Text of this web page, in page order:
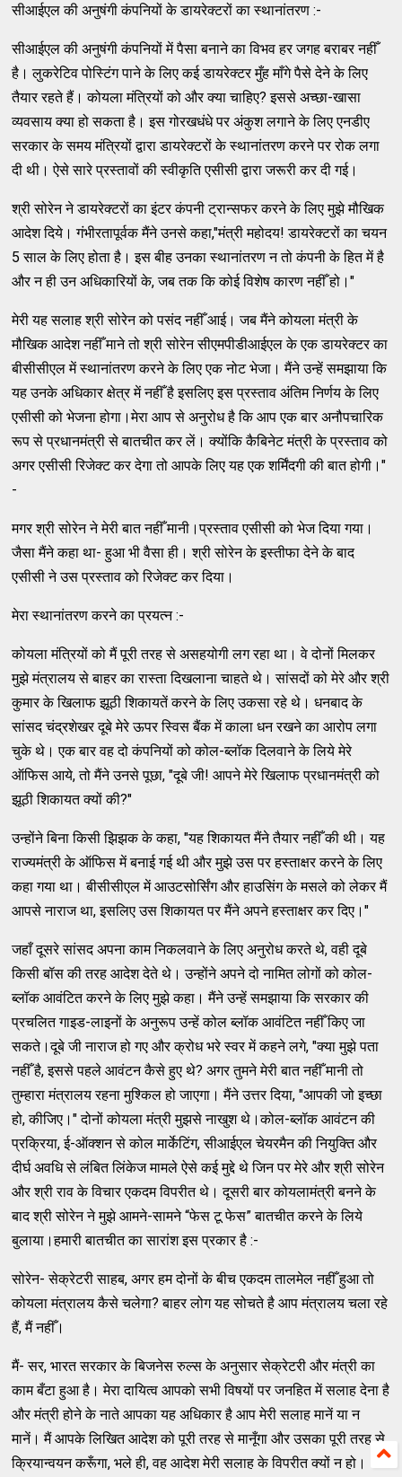
सीआईएल की अनुषंगी कंपनियों के डायरेक्टरों का स्थानांतरण :-
सीआईएल की अनुषंगी कंपनियों में पैसा बनाने का विभव हर जगह बराबर नहीँ
है। लुकरेटिव पोस्टिंग पाने के लिए कई डायरेक्टर मुँह माँगे पैसे देने के लिए
तैयार रहते हैं। कोयला मंत्रियों को और क्या चाहिए? इससे अच्छा-खासा
व्यवसाय क्या हो सकता है। इस गोरखधंधे पर अंकुश लगाने के लिए एनडीए
सरकार के समय मंत्रियों द्वारा डायरेक्टरों के स्थानांतरण करने पर रोक लगा
दी थी। ऐसे सारे प्रस्तावों की स्वीकृति एसीसी द्वारा जरूरी कर दी गई।
श्री सोरेन ने डायरेक्टरों का इंटर कंपनी ट्रान्सफर करने के लिए मुझे मौखिक
आदेश दिये। गंभीरतापूर्वक मैंने उनसे कहा,"मंत्री महोदय! डायरेक्टरों का चयन
5 साल के लिए होता है। इस बीह उनका स्थानांतरण न तो कंपनी के हित में है
और न ही उन अधिकारियों के, जब तक कि कोई विशेष कारण नहीँ हो।"
मेरी यह सलाह श्री सोरेन को पसंद नहीँ आई। जब मैंने कोयला मंत्री के
मौखिक आदेश नहीँ माने तो श्री सोरेन सीएमपीडीआईएल के एक डायरेक्टर का
बीसीसीएल में स्थानांतरण करने के लिए एक नोट भेजा। मैंने उन्हें समझाया कि
यह उनके अधिकार क्षेत्र में नहीँ है इसलिए इस प्रस्ताव अंतिम निर्णय के लिए
एसीसी को भेजना होगा।मेरा आप से अनुरोध है कि आप एक बार अनौपचारिक
रूप से प्रधानमंत्री से बातचीत कर लें। क्योंकि कैबिनेट मंत्री के प्रस्ताव को
अगर एसीसी रिजेक्ट कर देगा तो आपके लिए यह एक शर्मिंदगी की बात होगी।"
-
मगर श्री सोरेन ने मेरी बात नहीँ मानी।प्रस्ताव एसीसी को भेज दिया गया।
जैसा मैंने कहा था- हुआ भी वैसा ही। श्री सोरेन के इस्तीफा देने के बाद
एसीसी ने उस प्रस्ताव को रिजेक्ट कर दिया।
मेरा स्थानांतरण करने का प्रयत्न :-
कोयला मंत्रियों को मैं पूरी तरह से असहयोगी लग रहा था। वे दोनों मिलकर
मुझे मंत्रालय से बाहर का रास्ता दिखलाना चाहते थे। सांसदों को मेरे और श्री
कुमार के खिलाफ झूठी शिकायतें करने के लिए उकसा रहे थे। धनबाद के
सांसद चंद्रशेखर दूबे मेरे ऊपर स्विस बैंक में काला धन रखने का आरोप लगा
चुके थे। एक बार वह दो कंपनियों को कोल-ब्लॉक दिलवाने के लिये मेरे
ऑफिस आये, तो मैंने उनसे पूछा, "दूबे जी! आपने मेरे खिलाफ प्रधानमंत्री को
झूठी शिकायत क्यों की?"
उन्होंने बिना किसी झिझक के कहा, "यह शिकायत मैंने तैयार नहीँ की थी। यह
राज्यमंत्री के ऑफिस में बनाई गई थी और मुझे उस पर हस्ताक्षर करने के लिए
कहा गया था। बीसीसीएल में आउटसोर्सिंग और हाउसिंग के मसले को लेकर मैं
आपसे नाराज था, इसलिए उस शिकायत पर मैंने अपने हस्ताक्षर कर दिए।"
जहाँ दूसरे सांसद अपना काम निकलवाने के लिए अनुरोध करते थे, वही दूबे
किसी बॉस की तरह आदेश देते थे। उन्होंने अपने दो नामित लोगों को कोल-
ब्लॉक आवंटित करने के लिए मुझे कहा। मैंने उन्हें समझाया कि सरकार की
प्रचलित गाइड-लाइनों के अनुरूप उन्हें कोल ब्लॉक आवंटित नहीँ किए जा
सकते।दूबे जी नाराज हो गए और क्रोध भरे स्वर में कहने लगे, "क्या मुझे पता
नहीँ है, इससे पहले आवंटन कैसे हुए थे? अगर तुमने मेरी बात नहीँ मानी तो
तुम्हारा मंत्रालय रहना मुश्किल हो जाएगा। मैंने उत्तर दिया, "आपकी जो इच्छा
हो, कीजिए।" दोनों कोयला मंत्री मुझसे नाखुश थे।कोल-ब्लॉक आवंटन की
प्रक्रिया, ई-ऑक्शन से कोल मार्केटिंग, सीआईएल चेयरमैन की नियुक्ति और
दीर्घ अवधि से लंबित लिंकेज मामले ऐसे कई मुद्दे थे जिन पर मेरे और श्री सोरेन
और श्री राव के विचार एकदम विपरीत थे। दूसरी बार कोयलामंत्री बनने के
बाद श्री सोरेन ने मुझे आमने-सामने “फेस टू फेस” बातचीत करने के लिये
बुलाया।हमारी बातचीत का सारांश इस प्रकार है :-
सोरेन- सेक्रेटरी साहब, अगर हम दोनों के बीच एकदम तालमेल नहीँ हुआ तो
कोयला मंत्रालय कैसे चलेगा? बाहर लोग यह सोचते है आप मंत्रालय चला रहे
हैं, मैं नहीँ।
मैं- सर, भारत सरकार के बिजनेस रुल्स के अनुसार सेक्रेटरी और मंत्री का
काम बँटा हुआ है। मेरा दायित्व आपको सभी विषयों पर जनहित में सलाह देना है
और मंत्री होने के नाते आपका यह अधिकार है आप मेरी सलाह मानें या न
मानें। मैं आपके लिखित आदेश को पूरी तरह से मानूँगा और उसका पूरी तरह से
क्रियान्वयन करूँगा, भले ही, वह आदेश मेरी सलाह के विपरीत क्यों न हो।